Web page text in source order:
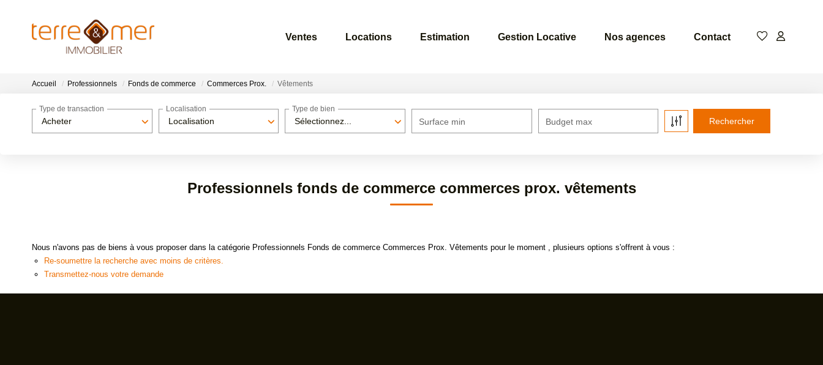
Ventes Locations Estimation Gestion Locative Nos agences Contact
Accueil Professionnels Fonds de commerce Commerces Prox. Vêtements
Acheter
Type de transaction
Localisation
Localisation
Sélectionnez...
Type de bien
Surface min Budget max
Professionnels fonds de commerce commerces prox. vêtements
Nous n'avons pas de biens à vous proposer dans la catégorie Professionnels Fonds de commerce Commerces Prox. Vêtements pour le moment , plusieurs options s'offrent à vous :
Re-soumettre la recherche avec moins de critères.
Transmettez-nous votre demande